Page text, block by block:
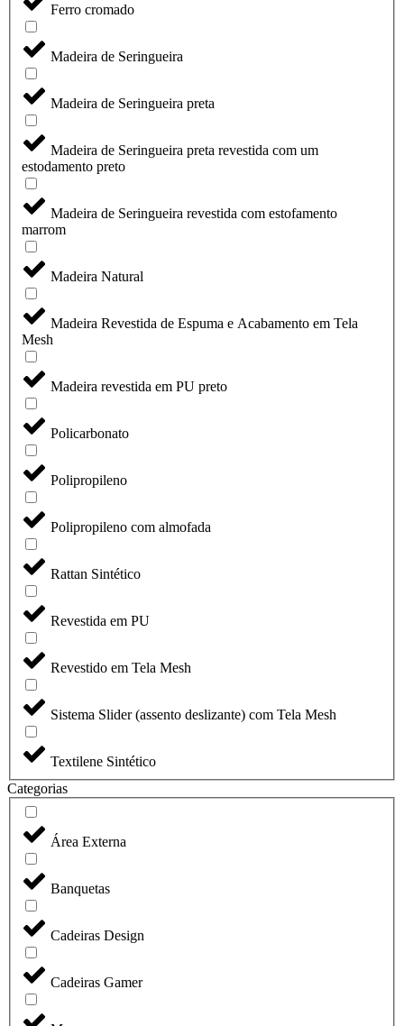
Ferro cromado
Madeira de Seringueira
Madeira de Seringueira preta
Madeira de Seringueira preta revestida com um
estodamento preto
Madeira de Seringueira revestida com estofamento
marrom
Madeira Natural
Madeira Revestida de Espuma e Acabamento em Tela
Mesh
Madeira revestida em PU preto
Policarbonato
Polipropileno
Polipropileno com almofada
Rattan Sintético
Revestida em PU
Revestido em Tela Mesh
Sistema Slider (assento deslizante) com Tela Mesh
Textilene Sintético
Categorias
Área Externa
Banquetas
Cadeiras Design
Cadeiras Gamer